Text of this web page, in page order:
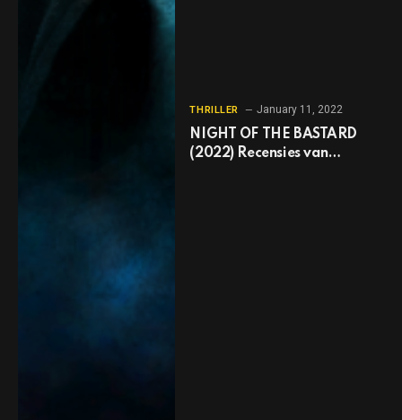
THRILLER January 11, 2022
NIGHT OF THE BASTARD
(2022) Recensies van